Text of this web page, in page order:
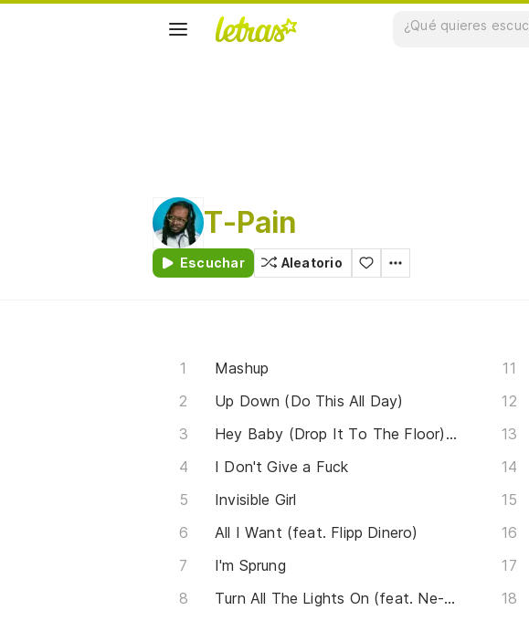
T-Pain
Escuchar Aleatorio
Mashup
Up Down (Do This All Day)
Hey Baby (Drop It To The Floor) (feat. Pitbull)
I Don't Give a Fuck
Invisible Girl
All I Want (feat. Flipp Dinero)
I'm Sprung
Turn All The Lights On (feat. Ne-yo)